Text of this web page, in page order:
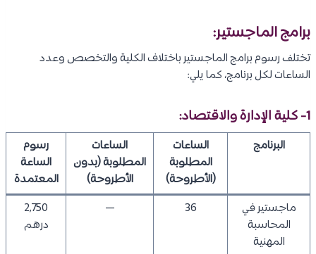
برامج الماجستير:
تختلف رسوم برامج الماجستير باختلاف الكلية والتخصص وعدد
الساعات لكل برنامج، كما يلي:
1- كلية الإدارة والاقتصاد:
البرنامج
الساعات
المطلوبة
(الأطروحة)
الساعات
المطلوبة (بدون
الأطروحة)
رسوم
الساعة
المعتمدة
ماجستير في
المحاسبة
المهنية
36
—
2,750
درهم